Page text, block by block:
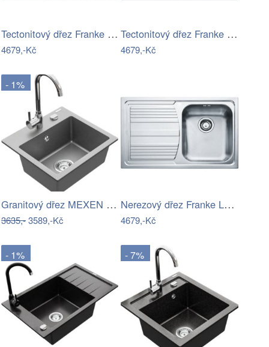
Tectonitový dřez Franke S2D 611-78 Šedá
4679,-Kč
Tectonitový dřez Franke S2D 611-78 Černá
4679,-Kč
- 1%
Granitový dřez MEXEN MILO s kuchyňskou…
3635,-3589,-Kč
Nerezový dřez Franke LLX 611/7 broušený…
4679,-Kč
- 1% - 7%